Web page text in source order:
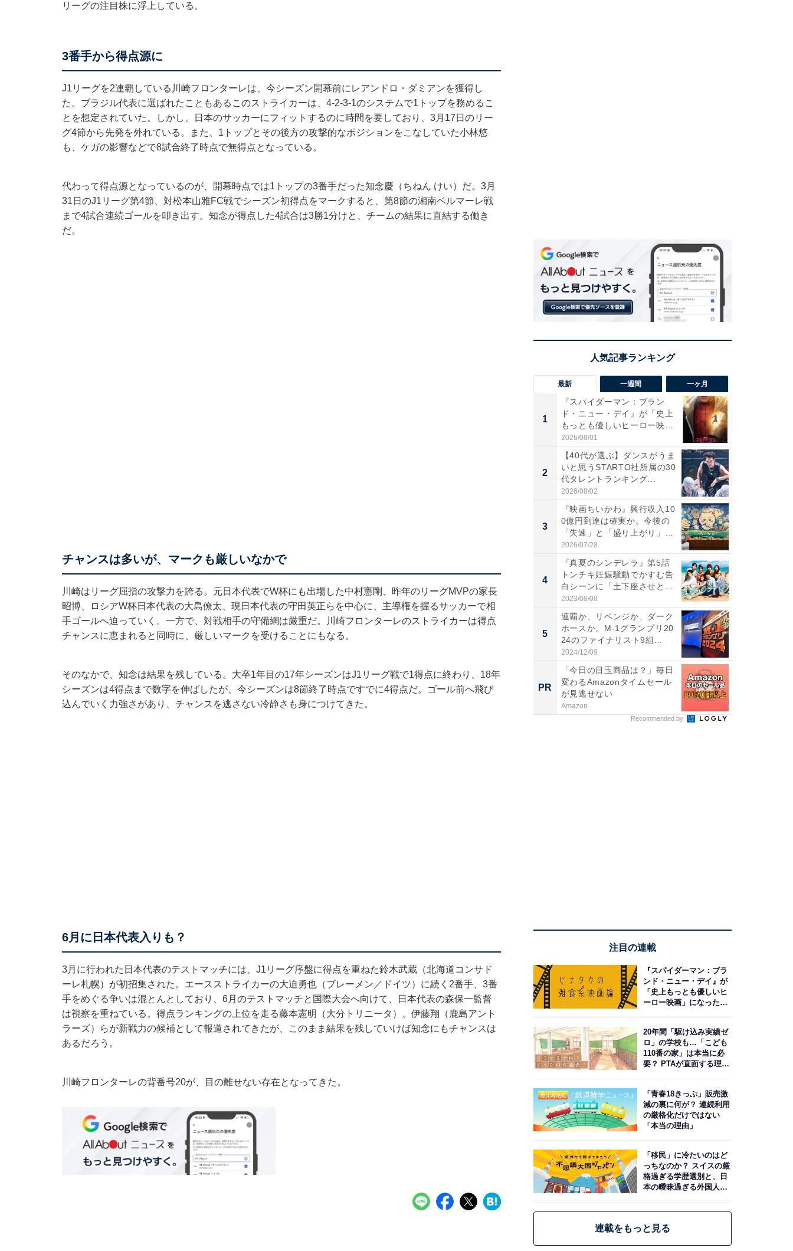
リーグの注目株に浮上している。
3番手から得点源に
J1リーグを2連覇している川崎フロンターレは、今シーズン開幕前にレアンドロ・ダミアンを獲得し
た。ブラジル代表に選ばれたこともあるこのストライカーは、4-2-3-1のシステムで1トップを務めるこ
とを想定されていた。しかし、日本のサッカーにフィットするのに時間を要しており、3月17日のリー
グ4節から先発を外れている。また、1トップとその後方の攻撃的なポジションをこなしていた小林悠
も、ケガの影響などで8試合終了時点で無得点となっている。
代わって得点源となっているのが、開幕時点では1トップの3番手だった知念慶（ちねん けい）だ。3月
31日のJ1リーグ第4節、対松本山雅FC戦でシーズン初得点をマークすると、第8節の湘南ベルマーレ戦
まで4試合連続ゴールを叩き出す。知念が得点した4試合は3勝1分けと、チームの結果に直結する働き
だ。
チャンスは多いが、マークも厳しいなかで
川崎はリーグ屈指の攻撃力を誇る。元日本代表でW杯にも出場した中村憲剛、昨年のリーグMVPの家長
昭博、ロシアW杯日本代表の大島僚太、現日本代表の守田英正らを中心に、主導権を握るサッカーで相
手ゴールへ迫っていく。一方で、対戦相手の守備網は厳重だ。川崎フロンターレのストライカーは得点
チャンスに恵まれると同時に、厳しいマークを受けることにもなる。
そのなかで、知念は結果を残している。大卒1年目の17年シーズンはJ1リーグ戦で1得点に終わり、18年
シーズンは4得点まで数字を伸ばしたが、今シーズンは8節終了時点ですでに4得点だ。ゴール前へ飛び
込んでいく力強さがあり、チャンスを逃さない冷静さも身につけてきた。
6月に日本代表入りも？
3月に行われた日本代表のテストマッチには、J1リーグ序盤に得点を重ねた鈴木武蔵（北海道コンサド
ーレ札幌）が初招集された。エースストライカーの大迫勇也（ブレーメン／ドイツ）に続く2番手、3番
手をめぐる争いは混とんとしており、6月のテストマッチと国際大会へ向けて、日本代表の森保一監督
は視察を重ねている。得点ランキングの上位を走る藤本憲明（大分トリニータ）、伊藤翔（鹿島アント
ラーズ）らが新戦力の候補として報道されてきたが、このまま結果を残していけば知念にもチャンスは
あるだろう。
川崎フロンターレの背番号20が、目の離せない存在となってきた。
最新 一週間 一ヶ月
1
『スパイダーマン：ブラン
ド・ニュー・デイ』が「史上
もっとも優しいヒーロー映
画」に...
2026/08/01
2
【40代が選ぶ】ダンスがうま
いと思うSTARTO社所属の30
代タレントランキング...
2026/08/02
3
『映画ちいかわ』興行収入10
0億円到達は確実か。今後の
「失速」と「盛り上がり」
が...
2026/07/28
4
『真夏のシンデレラ』第5話
トンチキ妊娠騒動でかすむ告
白シーンに「土下座させと
い...
2023/08/08
5
連覇か、リベンジか、ダーク
ホースか。M-1グランプリ20
24のファイナリスト9組...
2024/12/09
PR
「今日の目玉商品は？」毎日
変わるAmazonタイムセール
が見逃せない
Amazon
Recommended by
注目の連載
『スパイダーマン：ブラ
ンド・ニュー・デイ』が
「史上もっとも優しいヒ
ーロー映画」になった理
20年間「駆け込み実績ゼ
ロ」の学校も…「こども
110番の家」は本当に必
要？ PTAが直面する理想
「青春18きっぷ」販売激
減の裏に何が？ 連続利用
の厳格化だけではない
「本当の理由」
「移民」に冷たいのはど
っちなのか？ スイスの厳
格過ぎる学歴選別と、日
本の曖昧過ぎる外国人政
連載をもっと見る